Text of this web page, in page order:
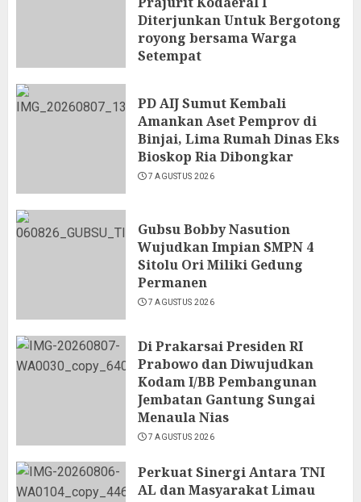
Diterjunkan Untuk Bergotong
royong bersama Warga
Setempat
PD AIJ Sumut Kembali
Amankan Aset Pemprov di
Binjai, Lima Rumah Dinas Eks
Bioskop Ria Dibongkar
7 AGUSTUS 2026
Gubsu Bobby Nasution
Wujudkan Impian SMPN 4
Sitolu Ori Miliki Gedung
Permanen
7 AGUSTUS 2026
Di Prakarsai Presiden RI
Prabowo dan Diwujudkan
Kodam I/BB Pembangunan
Jembatan Gantung Sungai
Menaula Nias
7 AGUSTUS 2026
Perkuat Sinergi Antara TNI
AL dan Masyarakat Limau